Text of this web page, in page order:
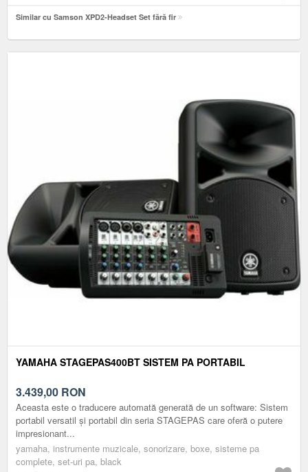
Similar cu Samson XPD2-Headset Set fără fir
YAMAHA STAGEPAS400BT SISTEM PA PORTABIL
3.439,00 RON
Aceasta este o traducere automată generată de un software: Sistem
portabil versatil și portabil din seria STAGEPAS care oferă o putere
impresionant...
yamaha, instrumente muzicale, sonorizare, boxe, sisteme pa
complete, set-uri pa, black